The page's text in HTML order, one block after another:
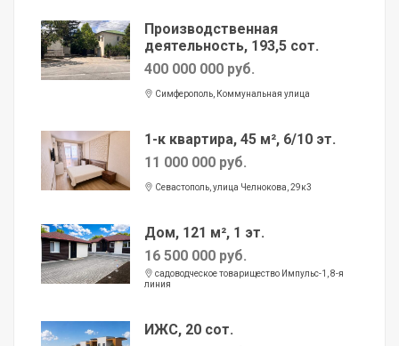
Производственная
деятельность, 193,5 сот.
400 000 000 руб.
Симферополь, Коммунальная улица
1-к квартира, 45 м², 6/10 эт.
11 000 000 руб.
Севастополь, улица Челнокова, 29к3
Дом, 121 м², 1 эт.
16 500 000 руб.
садоводческое товарищество Импульс-1, 8-я
линия
ИЖС, 20 сот.